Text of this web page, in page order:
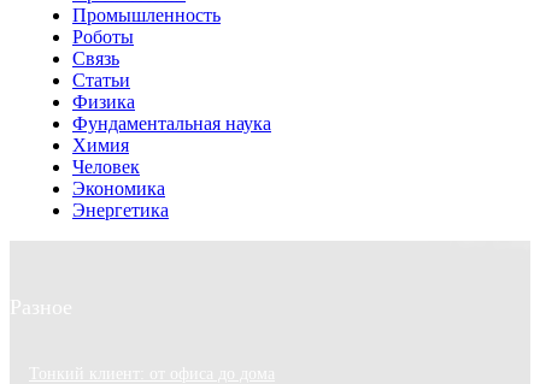
Промышленность
Роботы
Связь
Статьи
Физика
Фундаментальная наука
Химия
Человек
Экономика
Энергетика
Разное
Тонкий клиент: от офиса до дома